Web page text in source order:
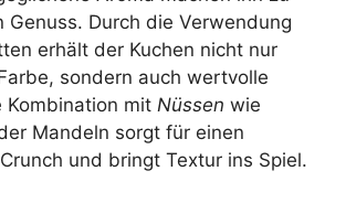
Genuss. Durch die Verwendung
erhält der Kuchen nicht nur
sondern auch wertvolle
Kombination mit Nüssen wie
Mandeln sorgt für einen
und bringt Textur ins Spiel.